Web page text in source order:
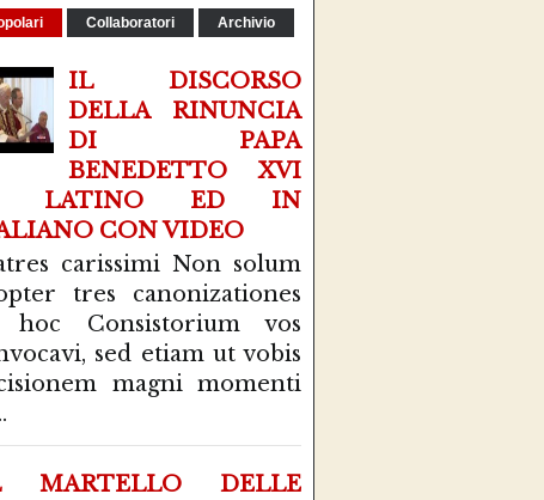
Collaboratori Archivio
IL DISCORSO
DELLA RINUNCIA
DI PAPA
BENEDETTO XVI
LATINO ED IN
CON VIDEO
carissimi Non solum
tres canonizationes
hoc Consistorium vos
sed etiam ut vobis
magni momenti
MARTELLO DELLE